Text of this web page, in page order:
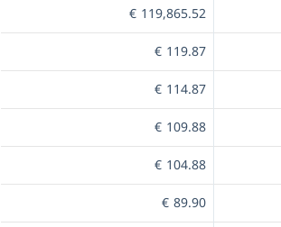
119,865.52 €
119.87 €
114.87 €
109.88 €
104.88 €
89.90 €